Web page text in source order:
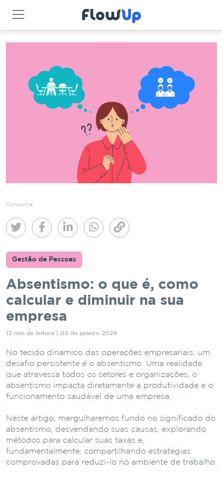
Compartile
Gestão de Pessoas
Absentismo: o que é, como
calcular e diminuir na sua
empresa
12 min de leitura | 02 de janeiro 2024
No tecido dinâmico das operações empresariais, um
desafio persistente é o absentismo. Uma realidade
que atravessa todos os setores e organizações, o
absentismo impacta diretamente a produtividade e o
funcionamento saudável de uma empresa.
Neste artigo, mergulharemos fundo no significado do
absentismo, desvendando suas causas, explorando
métodos para calcular suas taxas e,
fundamentalmente, compartilhando estratégias
comprovadas para reduzi-lo no ambiente de trabalho.